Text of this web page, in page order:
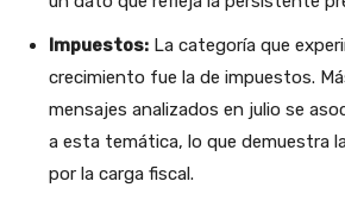
Impuestos: La categoría que
crecimiento fue la de impuestos.
mensajes analizados en julio se
a esta temática, lo que demuestra
por la carga fiscal.